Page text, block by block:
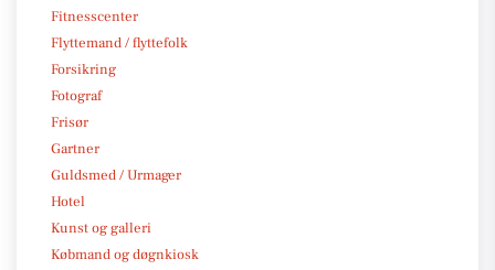
Fitnesscenter
Flyttemand / flyttefolk
Forsikring
Fotograf
Frisør
Gartner
Guldsmed / Urmager
Hotel
Kunst og galleri
Købmand og døgnkiosk